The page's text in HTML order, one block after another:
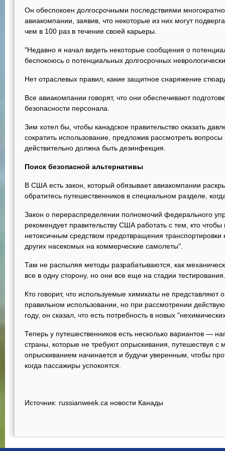
Он обеспокоен долгосрочными последствиями
авиакомпании, заявив, что некоторые из них могут
чем в 100 раз в течение своей карьеры.
"Недавно я начал видеть некоторые сообщения о
беспокоюсь о потенциальных долгосрочных
Нет отраслевых правил, какие защитное снаряжение
Все авиакомпании говорят, что они обеспечивают
безопасности персонала.
Зим хотел бы, чтобы канадское правительство оказать
сократить использование, предложив рассмотреть
действительно должна быть дезинфекция.
Поиск безопасной альтернативы
В США есть закон, который обязывает авиакомпании
обратитесь путешественников в специальном разделе,
Закон о перераспределении полномочий федерального
рекомендует правительству США работать с тем, кто
нетоксичным средством предотвращения
других насекомых на коммерческие самолеты".
Там не распыляя методы разрабатываются, как
все в одну сторону, но они все еще на стадии тестирования.
Кто говорит, что используемые химикаты не представляют
правильном использовании, но при рассмотрении
году, он сказал, что есть потребность в новых
Теперь у путешественников есть несколько вариантов —
страны, которые не требуют опрыскивания, путешествуя с
опрыскиванием начинается и будучи уверенным, чтобы
когда пассажиры успокоятся.
Источник: russianweek.ca новости Канады